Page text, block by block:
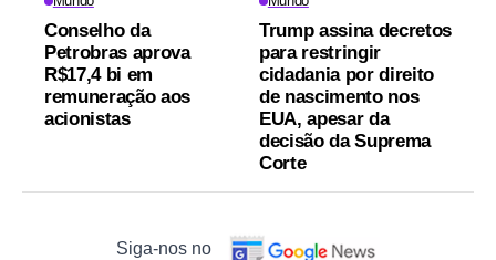
Conselho da
Petrobras aprova
R$17,4 bi em
remuneração aos
acionistas
Trump assina decretos
para restringir
cidadania por direito
de nascimento nos
EUA, apesar da
decisão da Suprema
Corte
Siga-nos no